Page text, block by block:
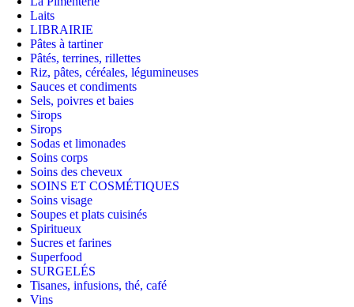
Laits
LIBRAIRIE
Pâtes à tartiner
Pâtés, terrines, rillettes
Riz, pâtes, céréales, légumineuses
Sauces et condiments
Sels, poivres et baies
Sirops
Sirops
Sodas et limonades
Soins corps
Soins des cheveux
SOINS ET COSMÉTIQUES
Soins visage
Soupes et plats cuisinés
Spiritueux
Sucres et farines
Superfood
SURGELÉS
Tisanes, infusions, thé, café
Vins